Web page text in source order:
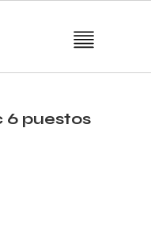
6 puestos